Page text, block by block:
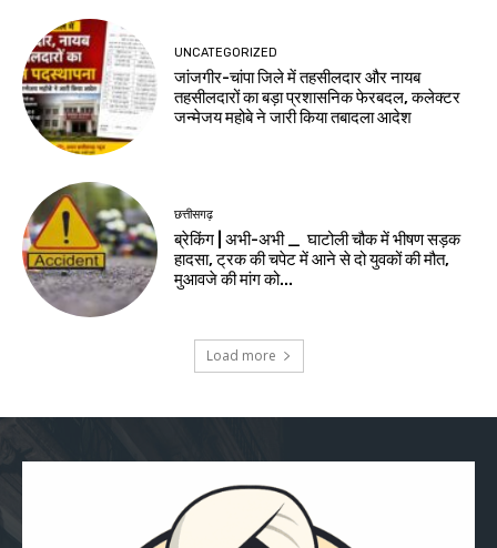
UNCATEGORIZED
जांजगीर-चांपा जिले में तहसीलदार और नायब
तहसीलदारों का बड़ा प्रशासनिक फेरबदल, कलेक्टर
जन्मेजय महोबे ने जारी किया तबादला आदेश
छत्तीसगढ़
ब्रेकिंग | अभी-अभी _ घाटोली चौक में भीषण सड़क
हादसा, ट्रक की चपेट में आने से दो युवकों की मौत,
मुआवजे की मांग को...
Load more